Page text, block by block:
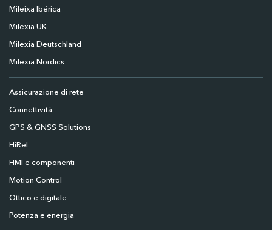
Mileixa Ibérica
Milexia UK
Milexia Deutschland
Milexia Nordics
Assicurazione di rete
Connettività
GPS & GNSS Solutions
HiRel
HMI e componenti
Motion Control
Ottico e digitale
Potenza e energia